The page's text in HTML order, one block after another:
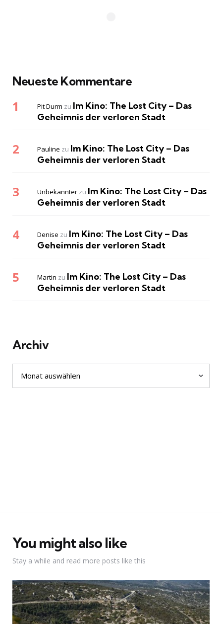
Neueste Kommentare
Pit Durm zu Im Kino: The Lost City – Das
Geheimnis der verloren Stadt
Pauline zu Im Kino: The Lost City – Das
Geheimnis der verloren Stadt
Unbekannter zu Im Kino: The Lost City – Das
Geheimnis der verloren Stadt
Denise zu Im Kino: The Lost City – Das
Geheimnis der verloren Stadt
Martin zu Im Kino: The Lost City – Das
Geheimnis der verloren Stadt
Archiv
You might also like
Stay a while and read more posts like this